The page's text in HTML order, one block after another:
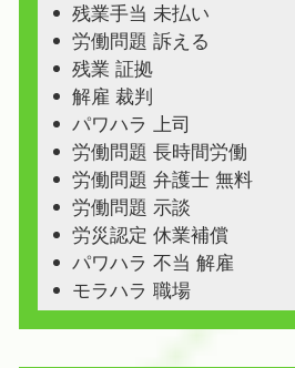
残業手当 未払い
労働問題 訴える
残業 証拠
解雇 裁判
パワハラ 上司
労働問題 長時間労働
労働問題 弁護士 無料
労働問題 示談
労災認定 休業補償
パワハラ 不当 解雇
モラハラ 職場